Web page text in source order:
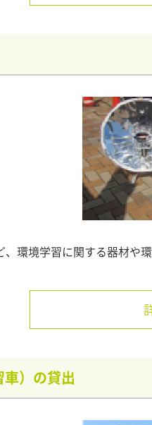
環境学習に関する器材や
）の貸出